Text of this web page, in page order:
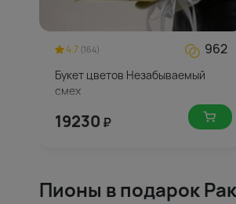
4.7 (164) 962
Букет цветов Незабываемый
смех
19230 ₽
Пионы в подарок